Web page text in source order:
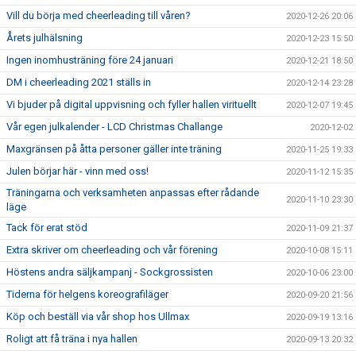
Vill du börja med cheerleading till våren? 2020-12-26 20:06
Årets julhälsning 2020-12-23 15:50
Ingen inomhusträning före 24 januari 2020-12-21 18:50
DM i cheerleading 2021 ställs in 2020-12-14 23:28
Vi bjuder på digital uppvisning och fyller hallen virituellt 2020-12-07 19:45
Vår egen julkalender - LCD Christmas Challange 2020-12-02
Maxgränsen på åtta personer gäller inte träning 2020-11-25 19:33
Julen börjar här - vinn med oss! 2020-11-12 15:35
Träningarna och verksamheten anpassas efter rådande
läge
2020-11-10 23:30
Tack för erat stöd 2020-11-09 21:37
Extra skriver om cheerleading och vår förening 2020-10-08 15:11
Höstens andra säljkampanj - Sockgrossisten 2020-10-06 23:00
Tiderna för helgens koreografiläger 2020-09-20 21:56
Köp och beställ via vår shop hos Ullmax 2020-09-19 13:16
Roligt att få träna i nya hallen 2020-09-13 20:32